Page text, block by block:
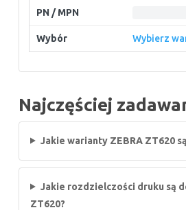
Wybierz
Najczęściej
Jakie warianty ZEBRA ZT620
Jakie rozdzielczości druku są
ZT620?